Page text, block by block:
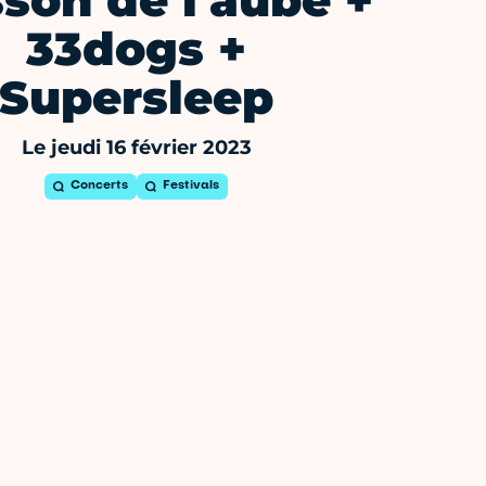
33dogs +
Supersleep
Le jeudi 16 février 2023
Concerts Festivals